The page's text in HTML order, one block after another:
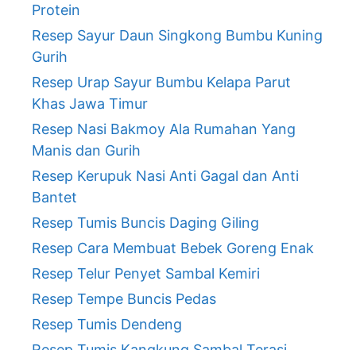
Protein
Resep Sayur Daun Singkong Bumbu Kuning
Gurih
Resep Urap Sayur Bumbu Kelapa Parut
Khas Jawa Timur
Resep Nasi Bakmoy Ala Rumahan Yang
Manis dan Gurih
Resep Kerupuk Nasi Anti Gagal dan Anti
Bantet
Resep Tumis Buncis Daging Giling
Resep Cara Membuat Bebek Goreng Enak
Resep Telur Penyet Sambal Kemiri
Resep Tempe Buncis Pedas
Resep Tumis Dendeng